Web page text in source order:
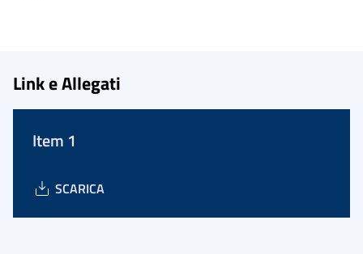
Link e Allegati
Item 1
SCARICA